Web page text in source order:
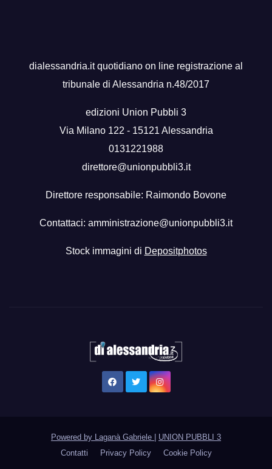
dialessandria.it quotidiano on line registrazione al
tribunale di Alessandria n.48/2017
edizioni Union Pubbli 3
Via Milano 122 - 15121 Alessandria
0131221988
direttore@unionpubbli3.it
Direttore responsabile: Raimondo Bovone
Contattaci: amministrazione@unionpubbli3.it
Stock immagini di Depositphotos
Powered by Laganà Gabriele
UNION PUBBLI 3
Contatti
Privacy Policy Cookie Policy